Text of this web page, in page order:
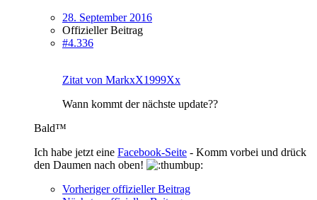
28. September 2016
Offizieller Beitrag
#4.336
Zitat von MarkxX1999Xx
Wann kommt der nächste update??
Bald™
Ich habe jetzt eine Facebook-Seite - Komm vorbei und drück
den Daumen nach oben!
Vorheriger offizieller Beitrag